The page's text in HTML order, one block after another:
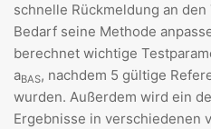
schnelle Rückmeldung an
Bedarf seine Methode
berechnet wichtige
aBAS, nachdem 5 gültige
wurden. Außerdem wird ein
Ergebnisse in verschiedenen